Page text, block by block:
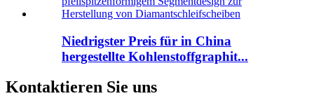
Niedrigster Preis für in China
hergestellte Kohlenstoffgraphit...
Kontaktieren Sie uns